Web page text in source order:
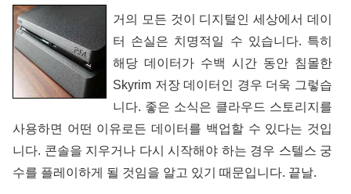
거의 모든 것이 디지털인 세상에서 데이
터 손실은 치명적일 수 있습니다. 특히
해당 데이터가 수백 시간 동안 침몰한
Skyrim 저장 데이터인 경우 더욱 그렇습
니다. 좋은 소식은 클라우드 스토리지를
사용하면 어떤 이유로든 데이터를 백업할 수 있다는 것입
니다. 콘솔을 지우거나 다시 시작해야 하는 경우 스텔스 궁
수를 플레이하게 될 것임을 알고 있기 때문입니다. 끝날.